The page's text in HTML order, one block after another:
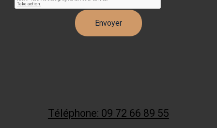
Téléphone: 09 72 66 89 55